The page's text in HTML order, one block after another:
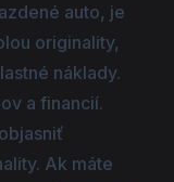
auto, je
originality,
náklady.
a financií.
Ak máte